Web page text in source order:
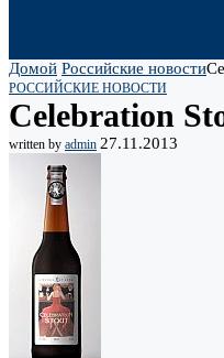
Домой Российские новости
РОССИЙСКИЕ НОВОСТИ
Celebration
written by admin 27.11.2013